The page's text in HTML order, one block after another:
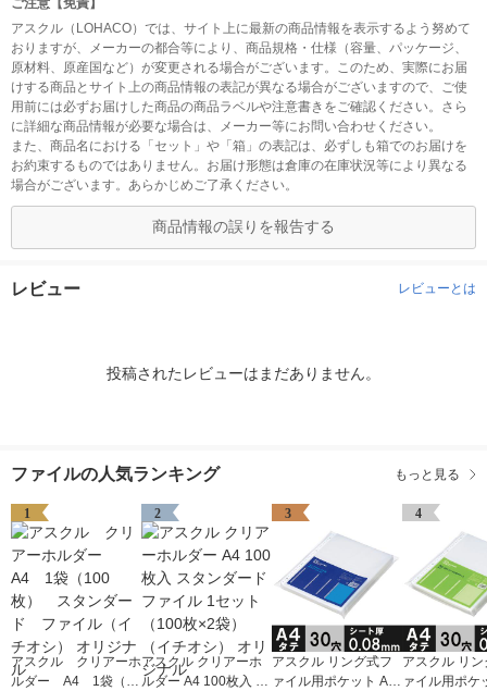
ご注意【免責】
アスクル（LOHACO）では、サイト上に最新の商品情報を表示するよう努めて
おりますが、メーカーの都合等により、商品規格・仕様（容量、パッケージ、
原材料、原産国など）が変更される場合がございます。このため、実際にお届
けする商品とサイト上の商品情報の表記が異なる場合がございますので、ご使
用前には必ずお届けした商品の商品ラベルや注意書きをご確認ください。さら
に詳細な商品情報が必要な場合は、メーカー等にお問い合わせください。
また、商品名における「セット」や「箱」の表記は、必ずしも箱でのお届けを
お約束するものではありません。お届け形態は倉庫の在庫状況等により異なる
場合がございます。あらかじめご了承ください。
商品情報の誤りを報告する
レビュー レビューとは
投稿されたレビューはまだありません。
ファイルの人気ランキング もっと見る
1
アスクル クリアーホ
ルダー A4 1袋（10
2
アスクル クリアーホ
ルダー A4 100枚入 ス
3
アスクル リング式フ
ァイル用ポケット A4
4
アスクル リ
ァイル用ポケ